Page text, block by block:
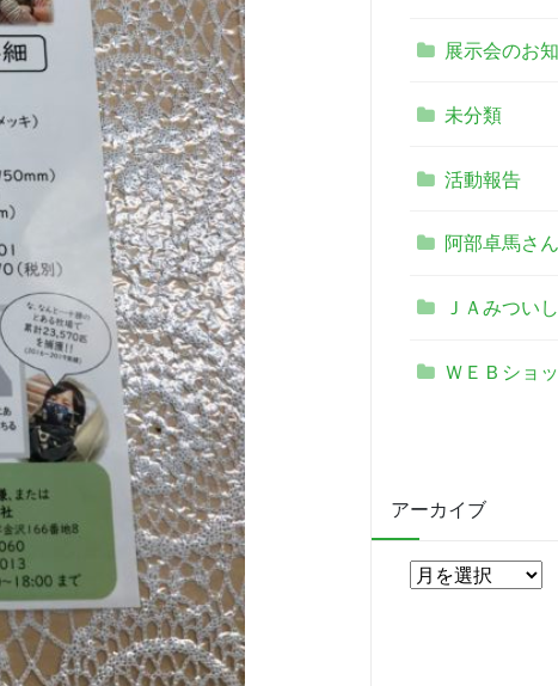
展示会のお
未分類
活動報告
阿部卓馬さ
ＪＡみつい
ＷＥＢショ
アーカイブ
ア